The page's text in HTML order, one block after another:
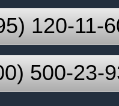
120-11-
500-23-